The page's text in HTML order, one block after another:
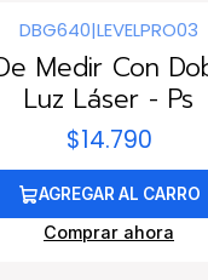
DBG640|LEVELPRO03
Medir Con
Luz Láser - Ps
$14.790
AGREGAR AL CARRO
Comprar ahora